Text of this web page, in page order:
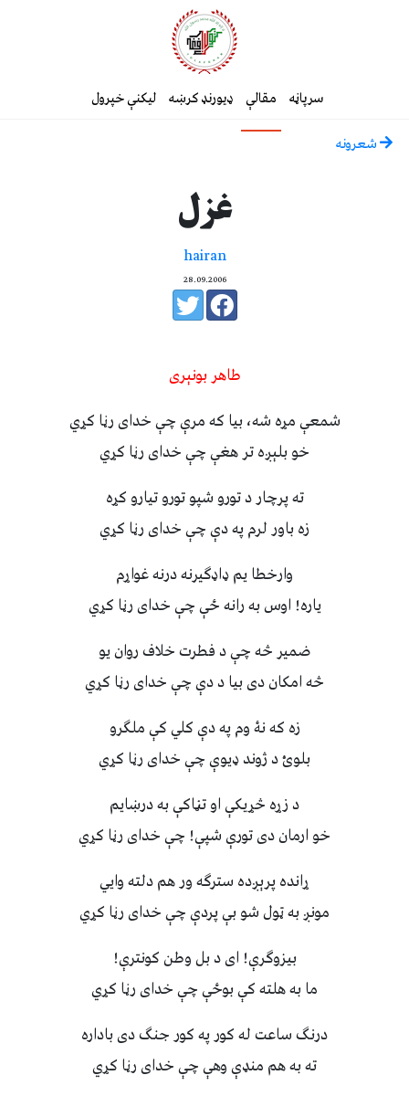
سرپاڼه مقالې ډیورنډ کرښه لیکنې خپرول
شعرونه
غزل
hairan
28.09.2006
طاهر بونېرى
شمعې مړه شه، بيا که مرې چې خداى رڼا کړي
خو بلېږه تر هغې چې خداى رڼا کړي
ته پرچار د تورو شپو تورو تيارو کړه
زه باور لرم په دې چې خداى رڼا کړي
وارخطا يم ډاډګيرنه درنه غواړم
ياره! اوس به رانه ځې چې خداى رڼا کړي
ضمير څه چې د فطرت خلاف روان يو
څه امکان دى بيا د دې چې خداى رڼا کړي
زه که نۀ وم په دې کلي کې ملګرو
بلوئ د ژوند ډيوې چې خداى رڼا کړي
د زړه څړيکې او تڼاکې به درښايم
خو ارمان دى تورې شپې! چې خداى رڼا کړي
ړانده پرېږده سترګه ور هم دلته وايي
مونږ به ټول شو بې پردې چې خداى رڼا کړي
بيزوګرې! اى د بل وطن کونترې!
ما به هلته کې بوځې چې خداى رڼا کړي
درنګ ساعت له کور په کور جنګ دى باداره
ته به هم منډې وهې چې خداى رڼا کړي